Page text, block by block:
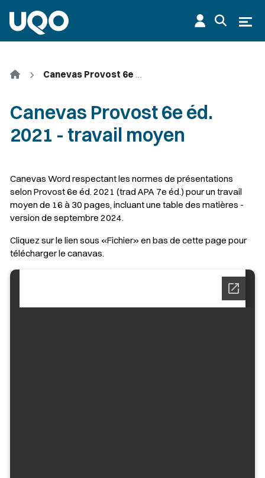
Accueil Canevas Provost 6e éd. 2021 - travail moyen
Canevas Provost 6e éd.
2021 - travail moyen
Corps
Canevas Word respectant les normes de présentations
selon Provost 6e éd. 2021 (trad APA 7e éd.) pour un travail
moyen de 16 à 30 pages, incluant une table des matières -
version de septembre 2024.
Cliquez sur le lien sous «Fichier» en bas de cette page pour
télécharger le canavas.